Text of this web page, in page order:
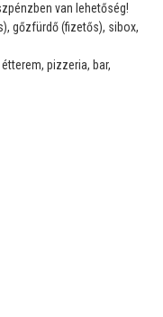
van lehetőség!
gőzfürdő (fizetős), sibox,
pizzeria, bar,